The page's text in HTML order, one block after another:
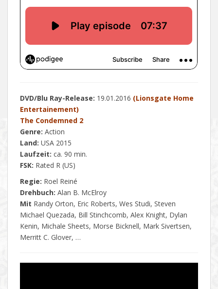
DVD/Blu Ray-Release: 19.01.2016 (Lionsgate Home
Entertainement)
The Condemned 2
Genre: Action
Land: USA 2015
Laufzeit: ca. 90 min.
FSK: Rated R (US)
Regie: Roel Reiné
Drehbuch: Alan B. McElroy
Mit Randy Orton, Eric Roberts, Wes Studi, Steven
Michael Quezada, Bill Stinchcomb, Alex Knight, Dylan
Kenin, Michale Sheets, Morse Bicknell, Mark Sivertsen,
Merritt C. Glover, …